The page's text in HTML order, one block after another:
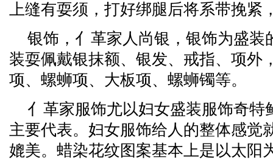
上缝有耍须，打好绑腿后将系带挽紧
银饰，亻革家人尚银，银饰为盛装
装耍佩戴银抹额、银发、戒指、项外
项、螺蛳项、大板项、螺蛳镯等。
亻革家服饰尤以妇女盛装服饰奇特
主要代表。妇女服饰给人的整体感觉
媲美。蜡染花纹图案基本上是以太阳